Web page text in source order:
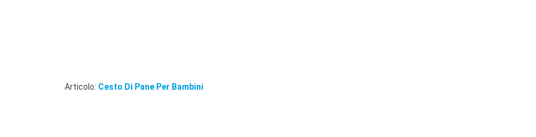
Articolo: Cesto Di Pane Per Bambini